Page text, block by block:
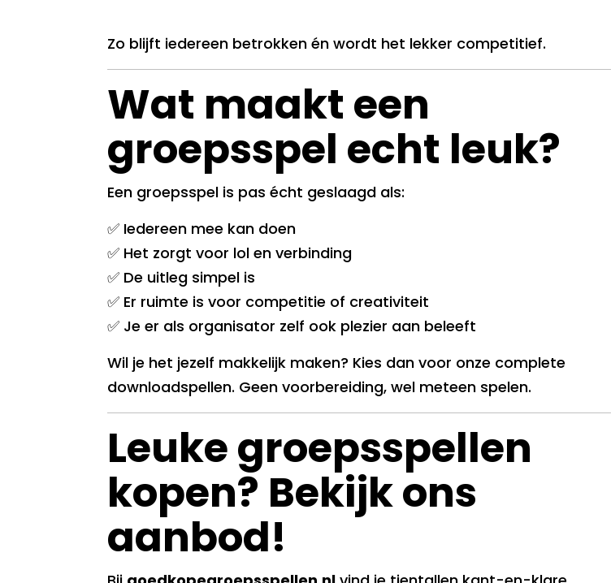
Zo blijft iedereen betrokken én wordt het lekker competitief.
Wat maakt een
groepsspel echt leuk?
Een groepsspel is pas écht geslaagd als:
✅ Iedereen mee kan doen
✅ Het zorgt voor lol en verbinding
✅ De uitleg simpel is
✅ Er ruimte is voor competitie of creativiteit
✅ Je er als organisator zelf ook plezier aan beleeft
Wil je het jezelf makkelijk maken? Kies dan voor onze complete
downloadspellen. Geen voorbereiding, wel meteen spelen.
Leuke groepsspellen
kopen? Bekijk ons
aanbod!